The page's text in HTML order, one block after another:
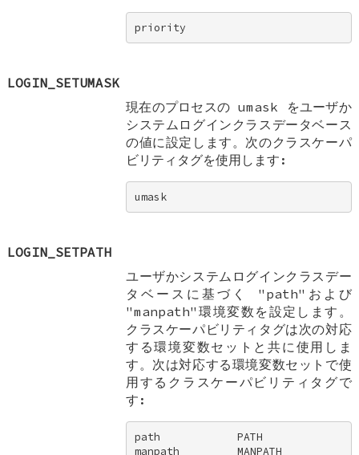
priority
LOGIN_SETUMASK
現在のプロセスの umask をユーザか
システムログインクラスデータベース
の値に設定します。次のクラスケーパ
ビリティタグを使用します:
umask
LOGIN_SETPATH
ユーザかシステムログインクラスデー
タベースに基づく "path"および
"manpath"環境変数を設定します。
クラスケーパビリティタグは次の対応
する環境変数セットと共に使用しま
す。次は対応する環境変数セットで使
用するクラスケーパビリティタグで
す:
path            PATH
manpath         MANPATH